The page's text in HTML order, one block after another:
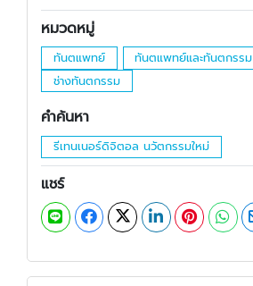
หมวดหมู่
ทันตแพทย์
ทันตแพทย์และทันตกรรม
ช่างทันตกรรม
คำค้นหา
รีเทนเนอร์ดิจิตอล นวัตกรรมใหม่
แชร์